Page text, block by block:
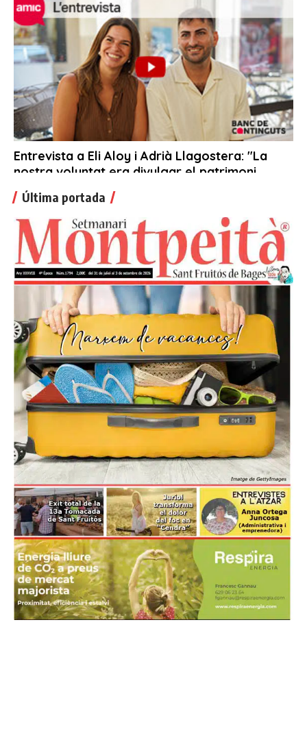
Última portada